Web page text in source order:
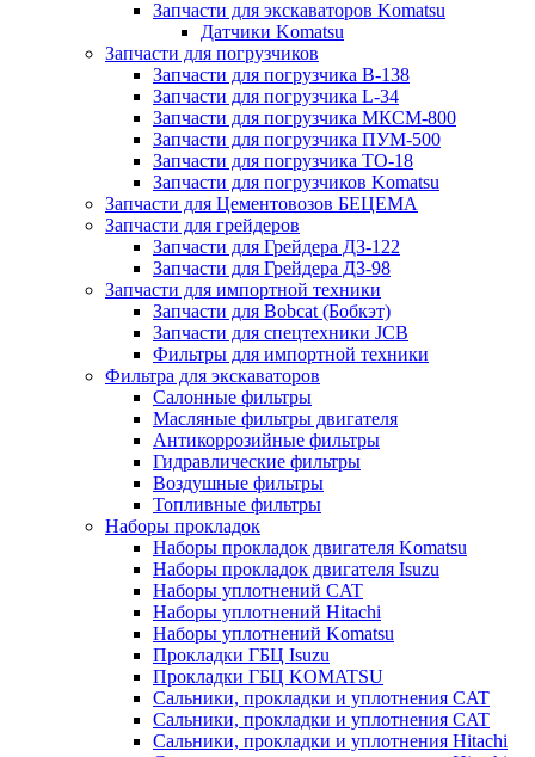
Запчасти для экскаваторов Komatsu
Датчики Komatsu
Запчасти для погрузчиков
Запчасти для погрузчика B-138
Запчасти для погрузчика L-34
Запчасти для погрузчика МКСМ-800
Запчасти для погрузчика ПУМ-500
Запчасти для погрузчика ТО-18
Запчасти для погрузчиков Komatsu
Запчасти для Цементовозов БЕЦЕМА
Запчасти для грейдеров
Запчасти для Грейдера ДЗ-122
Запчасти для Грейдера ДЗ-98
Запчасти для импортной техники
Запчасти для Bobcat (Бобкэт)
Запчасти для спецтехники JCB
Фильтры для импортной техники
Фильтра для экскаваторов
Салонные фильтры
Масляные фильтры двигателя
Антикоррозийные фильтры
Гидравлические фильтры
Воздушные фильтры
Топливные фильтры
Наборы прокладок
Наборы прокладок двигателя Komatsu
Наборы прокладок двигателя Isuzu
Наборы уплотнений CAT
Наборы уплотнений Hitachi
Наборы уплотнений Komatsu
Прокладки ГБЦ Isuzu
Прокладки ГБЦ KOMATSU
Сальники, прокладки и уплотнения CAT
Сальники, прокладки и уплотнения CAT
Сальники, прокладки и уплотнения Hitachi